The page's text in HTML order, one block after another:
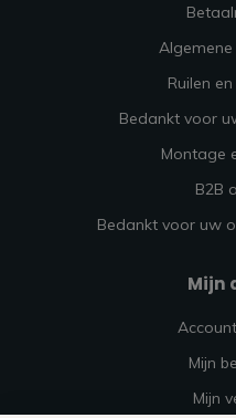
Ruilen
Bedankt voor
Montage
B2B
Bedankt voor uw
Mijn
Mijn
Mijn